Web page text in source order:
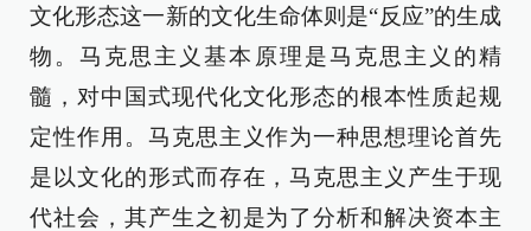
文化形态这一新的文化生命体则是“反应”的生成
物。马克思主义基本原理是马克思主义的精
髓，对中国式现代化文化形态的根本性质起规
定性作用。马克思主义作为一种思想理论首先
是以文化的形式而存在，马克思主义产生于现
代社会，其产生之初是为了分析和解决资本主